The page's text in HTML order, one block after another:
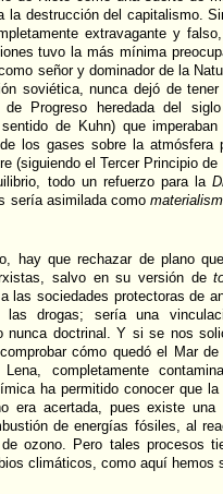
la destrucción del capitalismo.
extravagante y
tuvo la más mínima
señor y dominador de la
soviética, nunca dejó de
de Progreso heredada del
de Kuhn) que
los gases sobre la atmósfera
(siguiendo el Tercer Principio
todo un refuerzo para la
sería asimilada como
hay que rechazar de plano
salvo en su versión de
las sociedades protectoras de
las drogas; sería una
nunca doctrinal. Y si se nos
cómo quedó el Mar
completamente
ha permitido conocer que
era acertada, pues existe una
de energías fósiles, al
ozono. Pero tales procesos
climáticos, como aquí hemos